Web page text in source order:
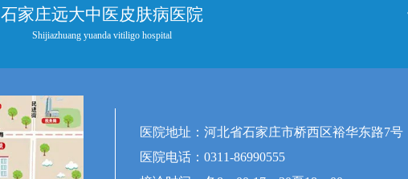
石家庄远大中医皮肤病医院
Shijiazhuang yuanda vitiligo hospital
医院地址：河北省石家庄市桥西区裕华东路7号
医院电话：0311-86990555